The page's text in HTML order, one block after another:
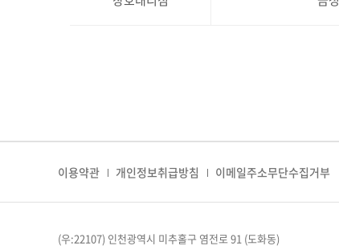
이용약관 개인정보취급방침 이메일주소무단수집거부
(우:22107) 인천광역시 미추홀구 염전로 91 (도화동)